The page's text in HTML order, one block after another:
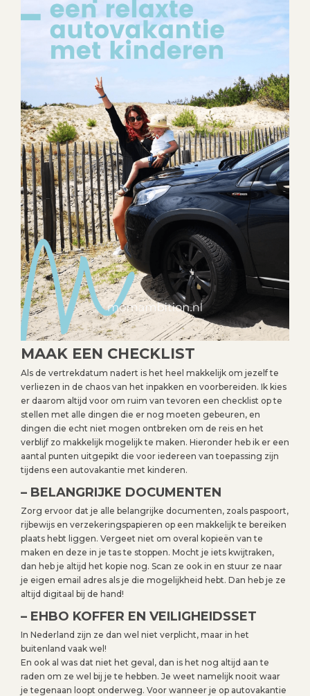
MAAK EEN CHECKLIST
Als de vertrekdatum nadert is het heel makkelijk om jezelf te
verliezen in de chaos van het inpakken en voorbereiden. Ik kies
er daarom altijd voor om ruim van tevoren een checklist op te
stellen met alle dingen die er nog moeten gebeuren, en
dingen die echt niet mogen ontbreken om de reis en het
verblijf zo makkelijk mogelijk te maken. Hieronder heb ik er een
aantal punten uitgepikt die voor iedereen van toepassing zijn
tijdens een autovakantie met kinderen.
– BELANGRIJKE DOCUMENTEN
Zorg ervoor dat je alle belangrijke documenten, zoals paspoort,
rijbewijs en verzekeringspapieren op een makkelijk te bereiken
plaats hebt liggen. Vergeet niet om overal kopieën van te
maken en deze in je tas te stoppen. Mocht je iets kwijtraken,
dan heb je altijd het kopie nog. Scan ze ook in en stuur ze naar
je eigen email adres als je die mogelijkheid hebt. Dan heb je ze
altijd digitaal bij de hand!
– EHBO KOFFER EN VEILIGHEIDSSET
In Nederland zijn ze dan wel niet verplicht, maar in het
buitenland vaak wel!
En ook al was dat niet het geval, dan is het nog altijd aan te
raden om ze wel bij je te hebben. Je weet namelijk nooit waar
je tegenaan loopt onderweg. Voor wanneer je op autovakantie